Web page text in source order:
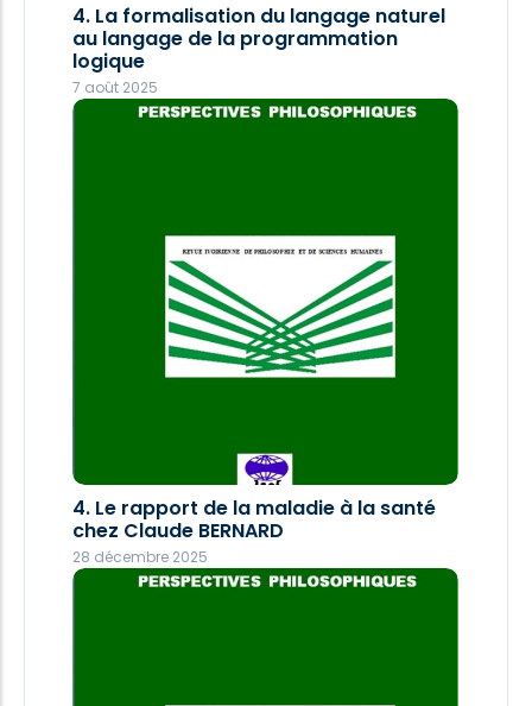
4. La formalisation du langage naturel
au langage de la programmation
logique
7 août 2025
4. Le rapport de la maladie à la santé
chez Claude BERNARD
28 décembre 2025
6. L’IA dans les conflits armés ou la
guerre déshumanisée
5. Traitement de la violence numérique
par une compréhension